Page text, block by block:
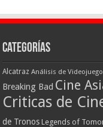
Categorías
Alcatraz Análisis de
Breaking Bad Cine
Criticas de
de Tronos Legends of